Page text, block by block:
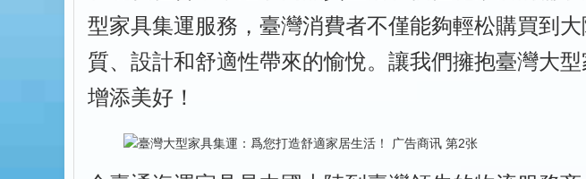
型家具集運服務，臺灣消費者不僅能夠輕松購買到
質、設計和舒適性帶來的愉悅。讓我們擁抱臺灣大
增添美好！